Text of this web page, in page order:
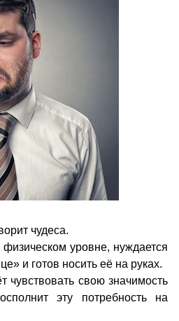
чудеса.
уровне, нуждается
и готов носить её на руках.
чувствовать свою значимость
эту потребность на